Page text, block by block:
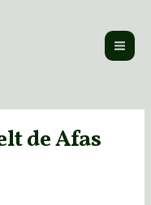
de Afas